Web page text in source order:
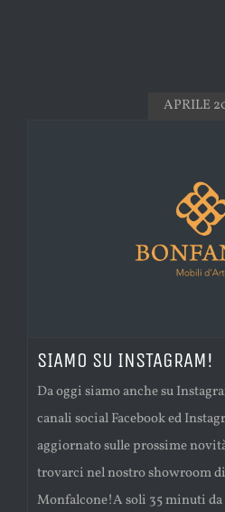
APRILE
SIAMO SU INSTAGRAM!
Da oggi siamo anche su
canali social Facebook ed
aggiornato sulle prossime
trovarci nel nostro showroom
Monfalcone!A soli 35 minuti da